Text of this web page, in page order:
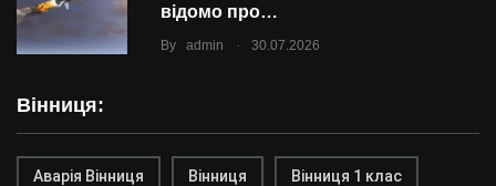
відомо про…
By admin . 30.07.2026
Вінниця:
Аварія Вінниця Вінниця Вінниця 1 клас